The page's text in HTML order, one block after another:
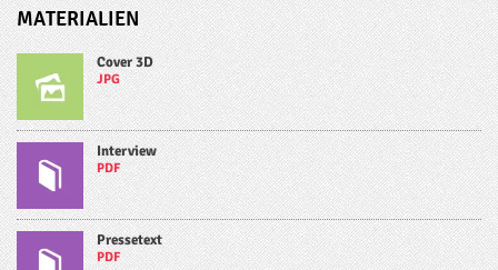
MATERIALIEN
Cover 3D
JPG
Interview
PDF
Pressetext
PDF